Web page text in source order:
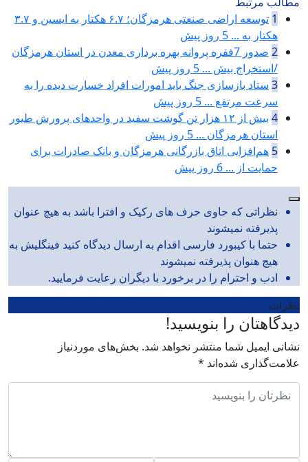
1
توسعه اراضی صنعتی هرمزگان؛ ۶.۷ هکتار به ایسین و ۳.۷
هکتار به ... 5 روز پیش
2
صدور 7فقره پروانه بهره برداری معدن در استان هرمزگان
/استخراج بیش ... 5 روز پیش
3 ستاد بازسازی جنگ باید امورات افراد خسارت دیده را به
سرعت مرتفع ... 5 روز پیش
4
بیش از ۱۲ هزار تن گوشت سفید در واحدهای پرورش طیور
استان هرمزگان ... 5 روز پیش
5 هم‌افزایی اتاق بازرگانی هرمزگان و بانک صادرات برای
حمایت از ... 6 روز پیش
نظراتی که حاوی حرف های رکیک و افترا باشد به هیچ عنوان
پذیرفته نمیشوند
حتما با کیبورد فارسی اقدام به ارسال دیدگاه کنید فینگلیش به
هیچ هنوان پذیرفته نمیشوند
ادب و احترام را در برخورد با دیگران رعایت فرمایید.
نظرات
دیدگاهتان را بنویسید!
نشانی ایمیل شما منتشر نخواهد شد. بخش‌های موردنیاز
علامت‌گذاری شده‌اند *